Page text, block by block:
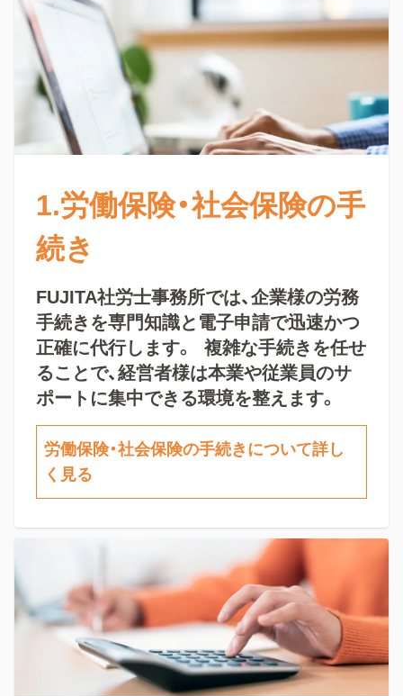
1.労働保険・社会保険の手
続き
FUJITA社労士事務所では、企業様の労務
手続きを専門知識と電子申請で迅速かつ
正確に代行します。 複雑な手続きを任せ
ることで、経営者様は本業や従業員のサ
ポートに集中できる環境を整えます。
労働保険・社会保険の手続きについて詳し
く見る